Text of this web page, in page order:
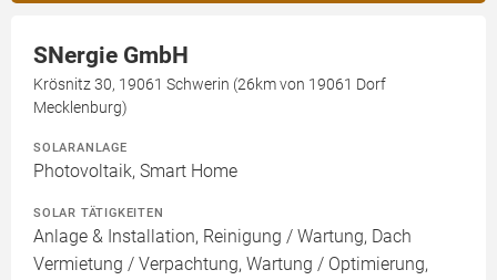
SNergie GmbH
Krösnitz 30, 19061 Schwerin (26km von 19061 Dorf
Mecklenburg)
SOLARANLAGE
Photovoltaik, Smart Home
SOLAR TÄTIGKEITEN
Anlage & Installation, Reinigung / Wartung, Dach
Vermietung / Verpachtung, Wartung / Optimierung,